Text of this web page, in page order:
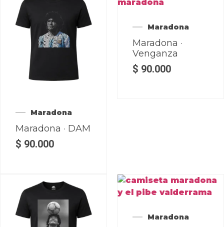
Maradona
Maradona · DAM
$ 90.000
Maradona
Maradona ·
Venganza
$ 90.000
Maradona